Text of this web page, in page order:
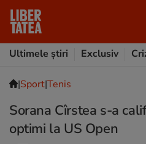
Ultimele știri
Exclusiv
|Sport|Tenis
Sorana Cîrstea s-a
optimi la US Open